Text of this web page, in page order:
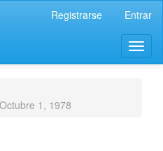
Registrarse Entrar
1, 1978